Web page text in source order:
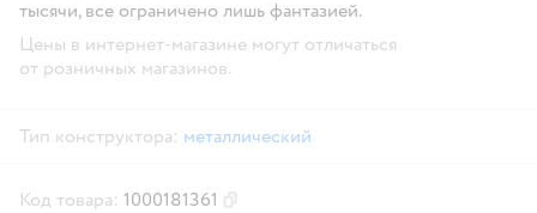
тысячи, все ограничено лишь фантазией.
Цены в интернет-магазине могут отличаться
от розничных магазинов.
Тип конструктора: металлический
Код товара: 1000181361